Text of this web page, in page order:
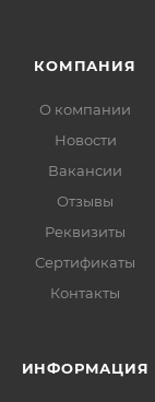
КОМПАНИЯ
О компании
Новости
Вакансии
Отзывы
Реквизиты
Сертификаты
Контакты
ИНФОРМАЦИЯ